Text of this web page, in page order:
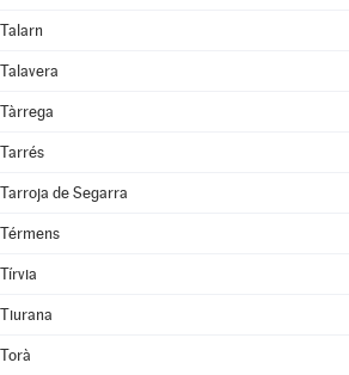
Talarn
Talavera
Tàrrega
Tarrés
Tarroja de Segarra
Térmens
Tírvia
Tiurana
Torà